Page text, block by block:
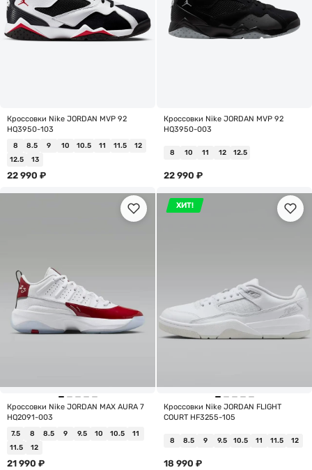
Кроссовки Nike JORDAN MVP 92
HQ3950-103
8 8.5 9 10 10.5 11 11.5
12
12.5
13
22 990 ₽
Кроссовки Nike JORDAN MVP 92
HQ3950-003
8 10 11 12 12.5
22 990 ₽
Кроссовки Nike JORDAN MAX AURA 7
HQ2091-003
7.5 8 8.5 9 9.5 10 10.5
11
11.5
12
21 990 ₽
ХИТ!
Кроссовки Nike JORDAN FLIGHT
COURT HF3255-105
8 8.5 9 9.5 10.5 11 11.5 12
18 990 ₽